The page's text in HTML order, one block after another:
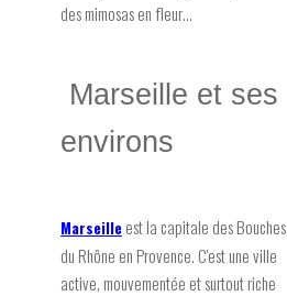
des mimosas en fleur…
Marseille et ses
environs
Marseille est la capitale des Bouches
du Rhône en Provence. C'est une ville
active, mouvementée et surtout riche